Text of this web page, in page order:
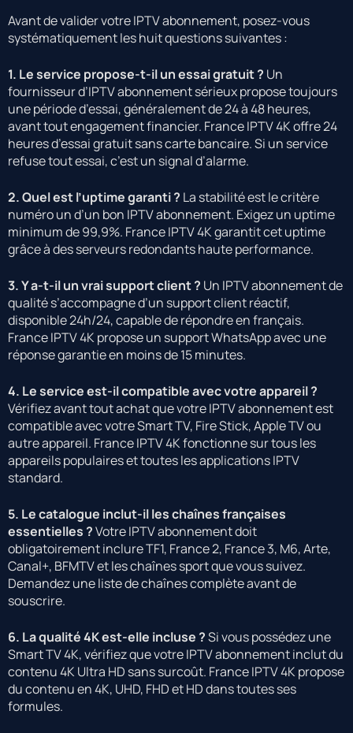
Avant de valider votre IPTV abonnement, posez-vous
systématiquement les huit questions suivantes :
1. Le service propose-t-il un essai gratuit ? Un
fournisseur d’IPTV abonnement sérieux propose toujours
une période d’essai, généralement de 24 à 48 heures,
avant tout engagement financier. France IPTV 4K offre 24
heures d’essai gratuit sans carte bancaire. Si un service
refuse tout essai, c’est un signal d’alarme.
2. Quel est l’uptime garanti ? La stabilité est le critère
numéro un d’un bon IPTV abonnement. Exigez un uptime
minimum de 99,9%. France IPTV 4K garantit cet uptime
grâce à des serveurs redondants haute performance.
3. Y a-t-il un vrai support client ? Un IPTV abonnement de
qualité s’accompagne d’un support client réactif,
disponible 24h/24, capable de répondre en français.
France IPTV 4K propose un support WhatsApp avec une
réponse garantie en moins de 15 minutes.
4. Le service est-il compatible avec votre appareil ?
Vérifiez avant tout achat que votre IPTV abonnement est
compatible avec votre Smart TV, Fire Stick, Apple TV ou
autre appareil. France IPTV 4K fonctionne sur tous les
appareils populaires et toutes les applications IPTV
standard.
5. Le catalogue inclut-il les chaînes françaises
essentielles ?Votre IPTV abonnement doit
obligatoirement inclure TF1, France 2, France 3, M6, Arte,
Canal+, BFMTV et les chaînes sport que vous suivez.
Demandez une liste de chaînes complète avant de
souscrire.
6. La qualité 4K est-elle incluse ?Si vous possédez une
Smart TV 4K, vérifiez que votre IPTV abonnement inclut du
contenu 4K Ultra HD sans surcoût. France IPTV 4K propose
du contenu en 4K, UHD, FHD et HD dans toutes ses
formules.